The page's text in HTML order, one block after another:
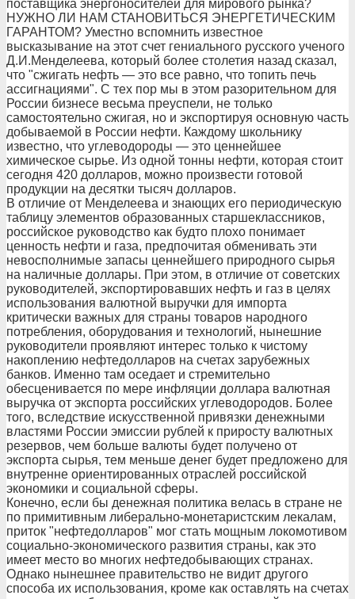
поставщика энергоносителей для мирового рынка?
НУЖНО ЛИ НАМ СТАНОВИТЬСЯ ЭНЕРГЕТИЧЕСКИМ
ГАРАНТОМ? Уместно вспомнить известное
высказывание на этот счет гениального русского ученого
Д.И.Менделеева, который более столетия назад сказал,
что "сжигать нефть — это все равно, что топить печь
ассигнациями". С тех пор мы в этом разорительном для
России бизнесе весьма преуспели, не только
самостоятельно сжигая, но и экспортируя основную часть
добываемой в России нефти. Каждому школьнику
известно, что углеводороды — это ценнейшее
химическое сырье. Из одной тонны нефти, которая стоит
сегодня 420 долларов, можно произвести готовой
продукции на десятки тысяч долларов.
В отличие от Менделеева и знающих его периодическую
таблицу элементов образованных старшеклассников,
российское руководство как будто плохо понимает
ценность нефти и газа, предпочитая обменивать эти
невосполнимые запасы ценнейшего природного сырья
на наличные доллары. При этом, в отличие от советских
руководителей, экспортировавших нефть и газ в целях
использования валютной выручки для импорта
критически важных для страны товаров народного
потребления, оборудования и технологий, нынешние
руководители проявляют интерес только к чистому
накоплению нефтедолларов на счетах зарубежных
банков. Именно там оседает и стремительно
обесценивается по мере инфляции доллара валютная
выручка от экспорта российских углеводородов. Более
того, вследствие искусственной привязки денежными
властями России эмиссии рублей к приросту валютных
резервов, чем больше валюты будет получено от
экспорта сырья, тем меньше денег будет предложено для
внутренне ориентированных отраслей российской
экономики и социальной сферы.
Конечно, если бы денежная политика велась в стране не
по примитивным либерально-монетаристским лекалам,
приток "нефтедолларов" мог стать мощным локомотивом
социально-экономического развития страны, как это
имеет место во многих нефтедобывающих странах.
Однако нынешнее правительство не видит другого
способа их использования, кроме как оставлять на счетах